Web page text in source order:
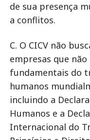
de sua presença
a conflitos.
C. O CICV não
empresas que
fundamentais do
humanos
incluindo a
Humanos e a
Internacional do